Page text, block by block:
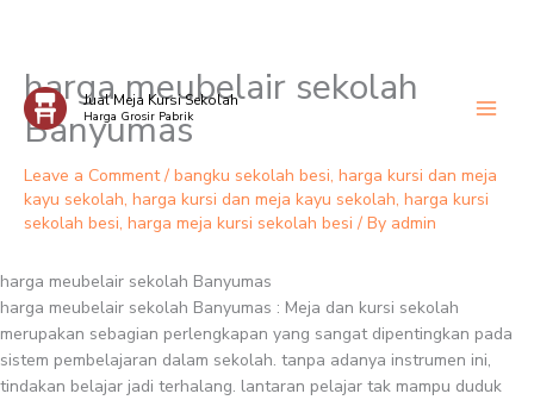
Skip
content
Jual Meja Kursi Sekolah
Harga Grosir Pabrik
harga meubelair sekolah
Banyumas
Leave a Comment / bangku sekolah besi, harga kursi dan meja
kayu sekolah, harga kursi dan meja kayu sekolah, harga kursi
sekolah besi, harga meja kursi sekolah besi / By admin
harga meubelair sekolah Banyumas
harga meubelair sekolah Banyumas : Meja dan kursi sekolah
merupakan sebagian perlengkapan yang sangat dipentingkan pada
sistem pembelajaran dalam sekolah. tanpa adanya instrumen ini,
tindakan belajar jadi terhalang. lantaran pelajar tak mampu duduk